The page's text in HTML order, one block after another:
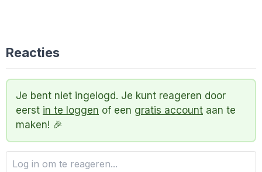
Reacties
Je bent niet ingelogd. Je kunt reageren door
eerst in te loggen of een gratis account aan te
maken! 🎉